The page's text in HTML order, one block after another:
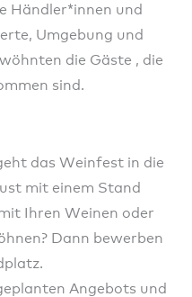
Händler*innen und
Umgebung und
die Gäste , die
sind.
das Weinfest in die
mit einem Stand
Ihren Weinen oder
Dann bewerben
Angebots und